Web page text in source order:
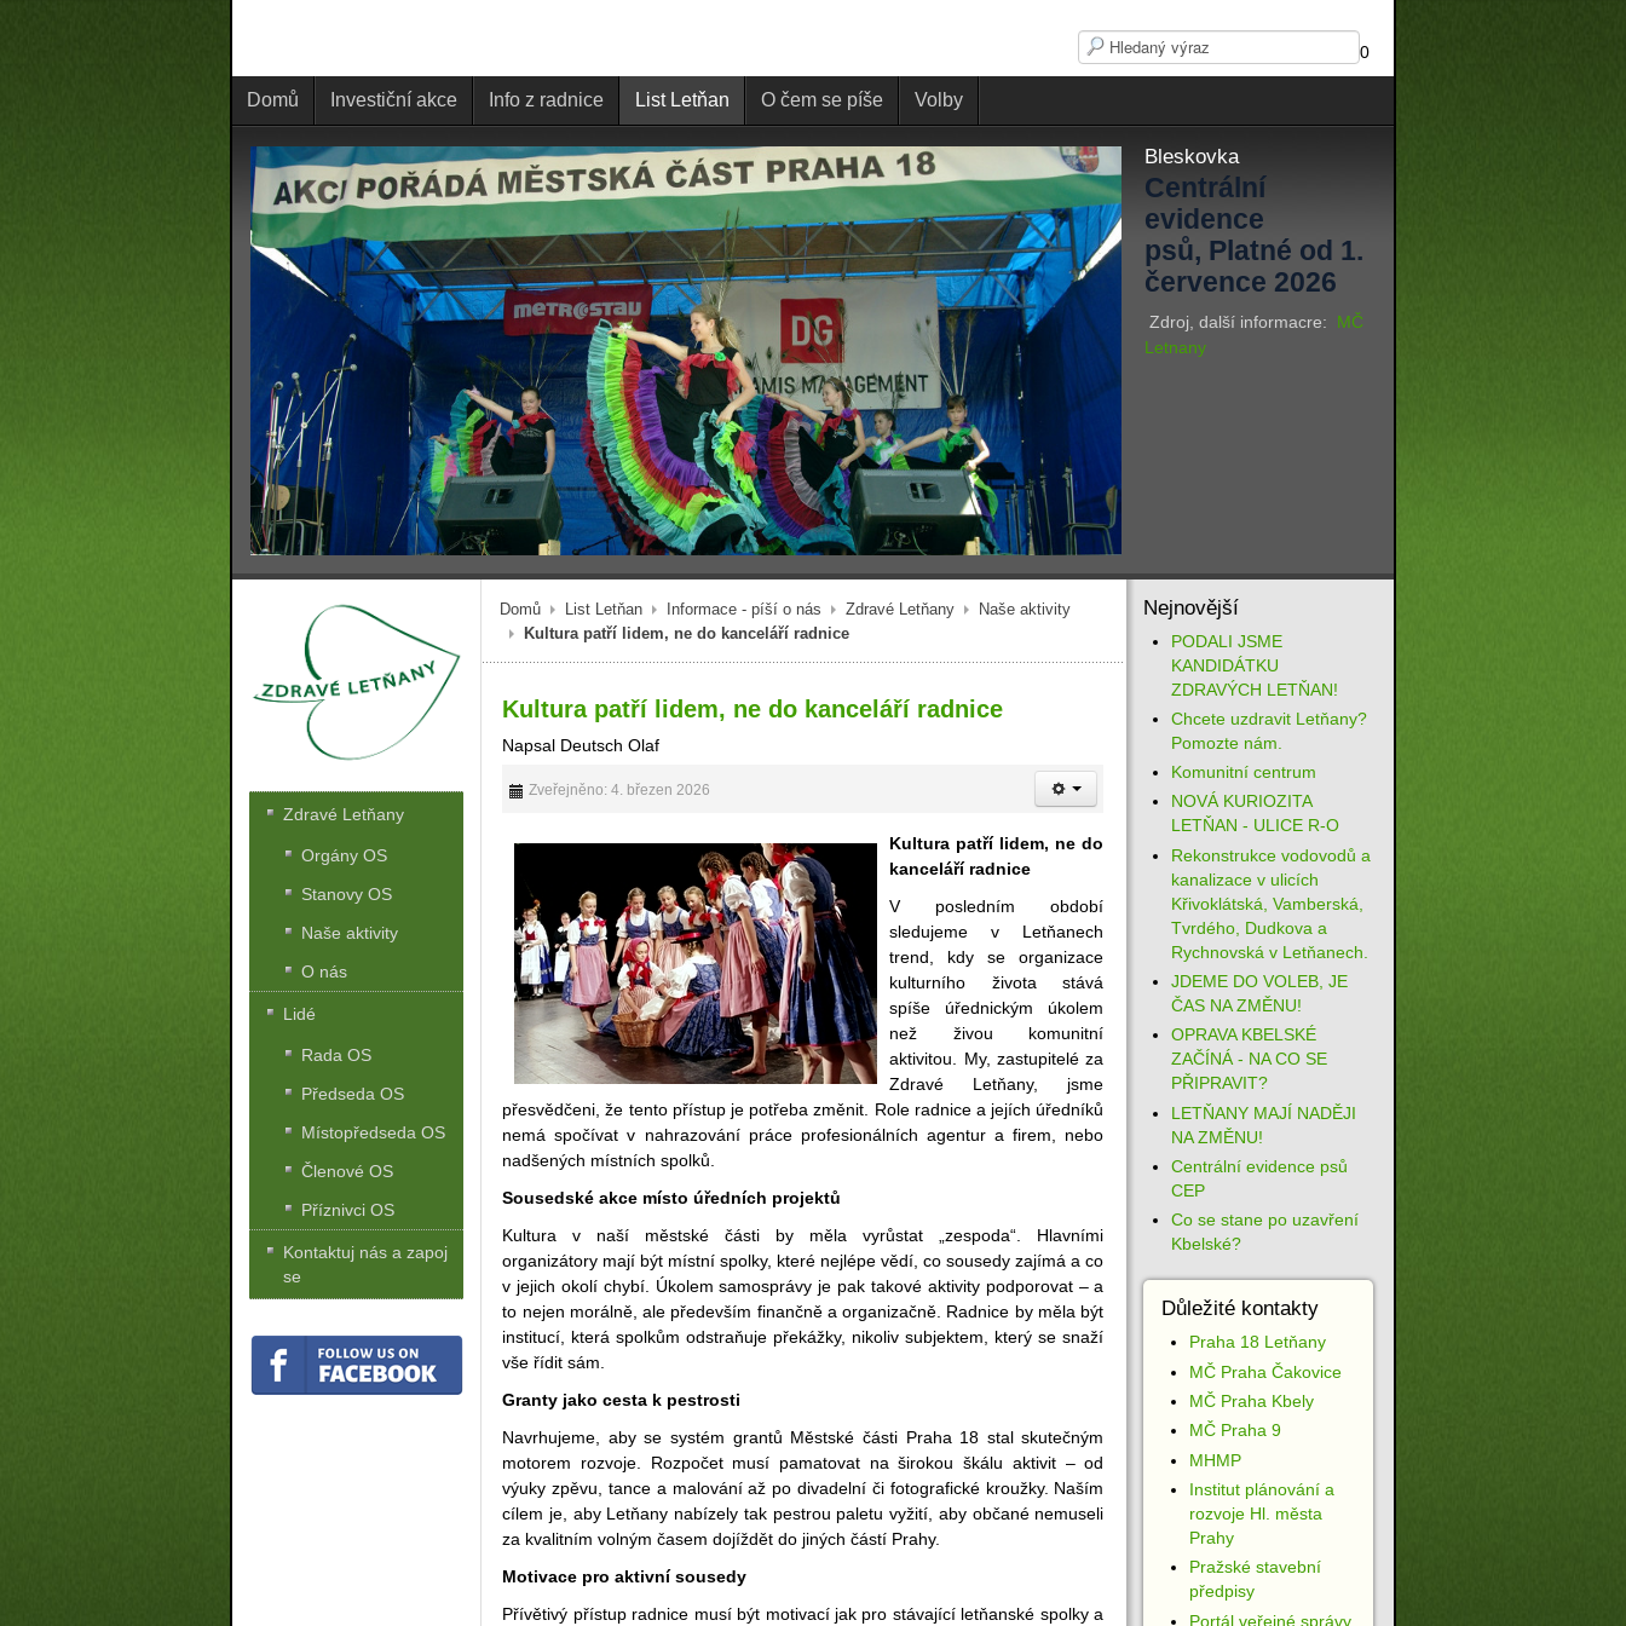
0
Domů Investiční akce Info z radnice List Letňan O čem se píše Volby
Bleskovka
Centrální
evidence
psů, Platné od 1.
července 2026
Zdroj, další informacre: MČ
Letnany
Domů List Letňan Informace - píší o nás Zdravé Letňany
Naše aktivity
Kultura patří lidem, ne do kanceláří radnice
Kultura patří lidem, ne do kanceláří radnice
Napsal Deutsch Olaf
Zveřejněno: 4. březen 2026
Kultura patří lidem, ne do
kanceláří radnice
V posledním období
sledujeme v Letňanech
trend, kdy se organizace
kulturního života stává
spíše úřednickým úkolem
než živou komunitní
aktivitou. My, zastupitelé za
Zdravé Letňany, jsme
přesvědčeni, že tento přístup je potřeba změnit. Role radnice a jejích úředníků
nemá spočívat v nahrazování práce profesionálních agentur a firem, nebo
nadšených místních spolků.
Sousedské akce místo úředních projektů
Kultura v naší městské části by měla vyrůstat „zespoda“. Hlavními
organizátory mají být místní spolky, které nejlépe vědí, co sousedy zajímá a co
v jejich okolí chybí. Úkolem samosprávy je pak takové aktivity podporovat – a
to nejen morálně, ale především finančně a organizačně. Radnice by měla být
institucí, která spolkům odstraňuje překážky, nikoliv subjektem, který se snaží
vše řídit sám.
Granty jako cesta k pestrosti
Navrhujeme, aby se systém grantů Městské části Praha 18 stal skutečným
motorem rozvoje. Rozpočet musí pamatovat na širokou škálu aktivit – od
výuky zpěvu, tance a malování až po divadelní či fotografické kroužky. Naším
cílem je, aby Letňany nabízely tak pestrou paletu vyžití, aby občané nemuseli
za kvalitním volným časem dojíždět do jiných částí Prahy.
Motivace pro aktivní sousedy
Přívětivý přístup radnice musí být motivací jak pro stávající letňanské spolky a
Zdravé Letňany
Orgány OS
Stanovy OS
Naše aktivity
O nás
Lidé
Rada OS
Předseda OS
Místopředseda OS
Členové OS
Příznivci OS
Kontaktuj nás a zapoj
se
Nejnovější
PODALI JSME
KANDIDÁTKU
ZDRAVÝCH LETŇAN!
Chcete uzdravit Letňany?
Pomozte nám.
Komunitní centrum
NOVÁ KURIOZITA
LETŇAN - ULICE R-O
Rekonstrukce vodovodů a
kanalizace v ulicích
Křivoklátská, Vamberská,
Tvrdého, Dudkova a
Rychnovská v Letňanech.
JDEME DO VOLEB, JE
ČAS NA ZMĚNU!
OPRAVA KBELSKÉ
ZAČÍNÁ - NA CO SE
PŘIPRAVIT?
LETŇANY MAJÍ NADĚJI
NA ZMĚNU!
Centrální evidence psů
CEP
Co se stane po uzavření
Kbelské?
Důležité kontakty
Praha 18 Letňany
MČ Praha Čakovice
MČ Praha Kbely
MČ Praha 9
MHMP
Institut plánování a
rozvoje Hl. města
Prahy
Pražské stavební
předpisy
Portál veřejné správy